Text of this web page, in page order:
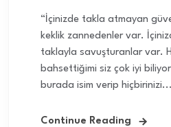
“İçinizde takla atmayan
keklik zannedenler var.
taklayla savuşturanlar var.
bahsettiğimi siz çok iyi
burada isim verip hiçbirinizi...
Continue Reading